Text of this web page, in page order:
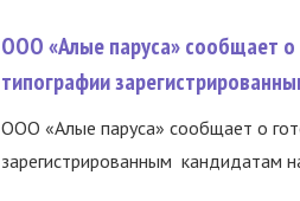
ООО «Алые паруса» сообщает о
типографии
ООО «Алые паруса» сообщает о
зарегистрированным кандидатам